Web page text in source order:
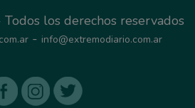
los derechos reservados
- info@extremodiario.com.ar